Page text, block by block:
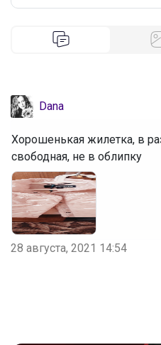
Dana
Хорошенькая жилетка, в
свободная, не в облипку
28 августа, 2021 14:54